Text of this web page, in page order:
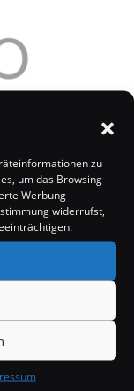
zu
um das Browsing-
Werbung
widerrufst,
Rekordzeit